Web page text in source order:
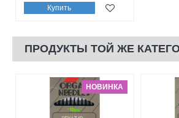
Купить
ПРОДУКТЫ ТОЙ ЖЕ
НОВИНКА